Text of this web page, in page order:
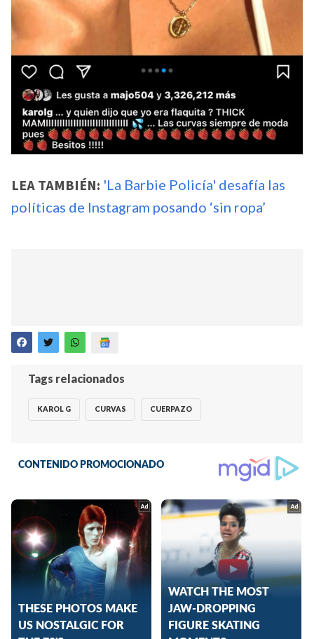
LEA TAMBIÉN: 'La Barbie Policía' desafía las
políticas de Instagram posando ‘sin ropa’
Tags relacionados
KAROL G CURVAS CUERPAZO